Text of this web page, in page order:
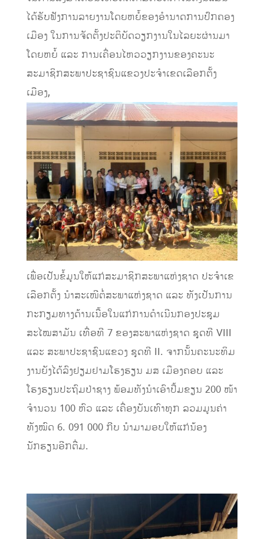
ໄດ້ຮັບຟັງການລາຍງານໂດຍຫຍໍ້ຂອງອໍານາດການປົກຄອງ
ເມືອງ ໃນການຈັດຕັ້ງປະຕິບັດວຽກງານໃນໄລຍະຜ່ານມາ
ໂດຍຫຍໍ້ ແລະ ການເຄື່ອນໄຫວວຽກງານຂອງຄະນະ
ສະມາຊິກສະພາປະຊາຊົນແຂວງປະຈໍາເຂດເລືອກຕັ້ງ
ເມືອງ,
ເພື່ອເປັນຂໍ້ມູນໃຫ້ແກ່ສະມາຊິກສະພາແຫ່ງຊາດ ປະຈໍາເຂ
ເລືອກຕັ້ງ ນໍາສະເໜີຕໍ່ສະພາແຫ່ງຊາດ ແລະ ທັງເປັນການ
ກະກຽມທາງດ້ານເນື້ອໃນແກ່ການດໍາເນີນກອງປະຊຸມ
ສະໄໝສາມັນ ເທື່ອທີ 7 ຂອງສະພາແຫ່ງຊາດ ຊຸຸດທີ VIII
ແລະ ສະພາປະຊາຊົນແຂວງ ຊຸດທີ II. ຈາກນັ້ນຄະນະທິມ
ງານຍັງໄດ້ລົງຢຽມຢາມໂຮງຮຽນ ມສ ເມືອງຄອບ ແລະ
ໂຮງຮຽນປະຖົມປ່າຊາງ ພ້ອມທັງນໍາເອົາປື້ມຂຽນ 200 ໜ້າ
ຈໍານວນ 100 ຫົວ ແລະ ເຄື່ອງບັນເທົາທຸກ ລວມມູນຄ່າ
ທັງໝົດ 6. 091 000 ກີບ ນໍາມາມອບໃຫ້ແກ່ນ້ອງ
ນັກຮຽນອີກຕື່ມ.